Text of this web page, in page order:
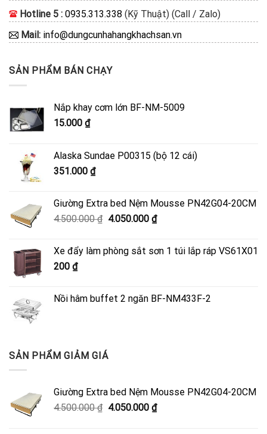
Hotline 5 : 0935.313.338 (Kỹ Thuật) (Call / Zalo)
Mail: info@dungcunhahangkhachsan.vn
SẢN PHẨM BÁN CHẠY
Nắp khay cơm lớn BF-NM-5009
15.000 ₫
Alaska Sundae P00315 (bộ 12 cái)
351.000 ₫
Giường Extra bed Nệm Mousse PN42G04-20CM
4.500.000₫ Giá
4.500.000 ₫.
4.050.000 ₫Giá
là:
Xe đẩy làm phòng sắt sơn 1 túi lắp ráp VS61X01
200 ₫
Nồi hâm buffet 2 ngăn BF-NM433F-2
SẢN PHẨM GIẢM GIÁ
Giường Extra bed Nệm Mousse PN42G04-20CM
4.500.000₫ Giá
4.050.000 ₫Giá